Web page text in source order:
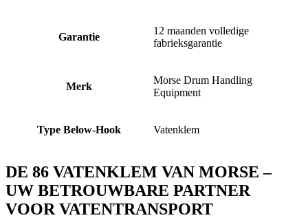
Garantie
12 maanden volledige
fabrieksgarantie
Merk
Morse Drum Handling
Equipment
Type Below-Hook Vatenklem
DE 86 VATENKLEM VAN MORSE –
UW BETROUWBARE PARTNER
VOOR VATENTRANSPORT